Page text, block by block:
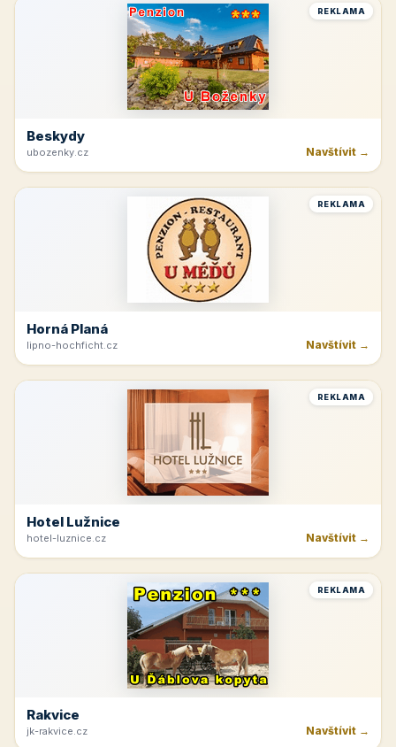
REKLAMA
Beskydy
ubozenky.cz Navštívit →
REKLAMA
Horná Planá
lipno-hochficht.cz Navštívit →
REKLAMA
Hotel Lužnice
hotel-luznice.cz Navštívit →
REKLAMA
Rakvice
jk-rakvice.cz Navštívit →